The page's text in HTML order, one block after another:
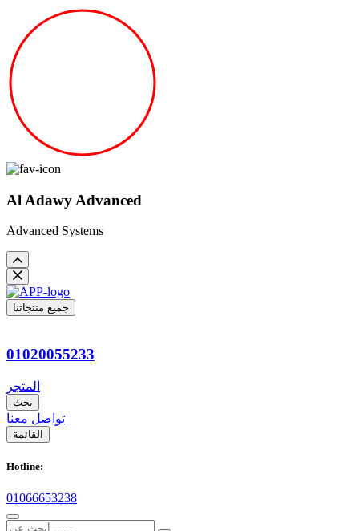
Al Adawy Advanced
Advanced Systems
جميع منتجاتنا
01020055233
المتجر
بحث
تواصل معنا
القائمة
Hotline:
01066653238